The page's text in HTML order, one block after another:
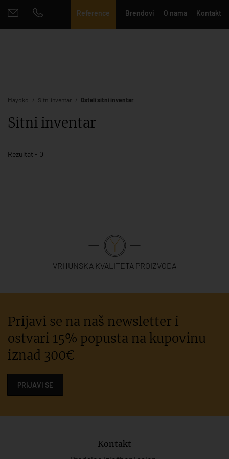
Reference Brendovi O nama Kontakt
Mayoko Sitni inventar Ostali sitni inventar
Sitni inventar
Rezultat - 0
VRHUNSKA KVALITETA PROIZVODA
Prijavi se na naš newsletter i
ostvari 15% popusta na kupovinu
iznad 300€
PRIJAVI SE
Kontakt